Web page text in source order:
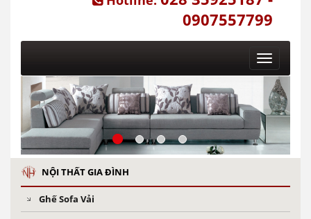
0907557799
Toggle
NỘI THẤT GIA ĐÌNH
Ghế Sofa Vải